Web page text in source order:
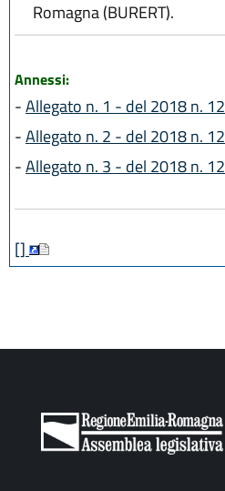
Romagna (BURERT).
Annessi:
-Allegato n. 1 - del 2018 n. 12
-Allegato n. 2 - del 2018 n. 12
-Allegato n. 3 - del 2018 n. 12
[]